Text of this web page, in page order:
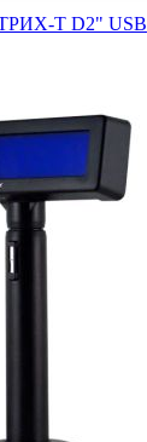
Т D2" USB